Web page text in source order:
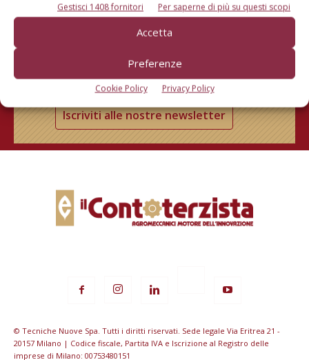
Gestisci 1408 fornitori Per saperne di più su questi scopi
Accetta
Preferenze
Cookie Policy Privacy Policy
dell’agricoltura
Iscriviti alle nostre newsletter
© Tecniche Nuove Spa. Tutti i diritti riservati. Sede legale Via Eritrea 21 -
20157 Milano | Codice fiscale, Partita IVA e Iscrizione al Registro delle
imprese di Milano: 00753480151